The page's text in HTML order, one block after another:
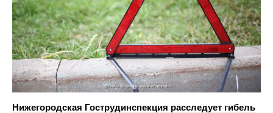
Нижегородская Гострудинспекция расследует гибель